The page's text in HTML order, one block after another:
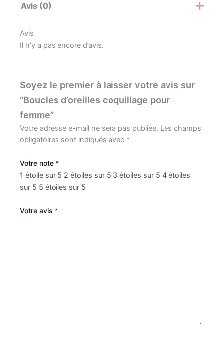
Avis (0)
Avis
Il n’y a pas encore d’avis.
Soyez le premier à laisser votre avis sur
“Boucles d’oreilles coquillage pour
femme”
Votre adresse e-mail ne sera pas publiée. Les champs
obligatoires sont indiqués avec *
Votre note *
1 étoile sur 5 2 étoiles sur 5 3 étoiles sur 5 4 étoiles
sur 5 5 étoiles sur 5
Votre avis *